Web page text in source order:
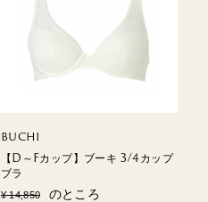
BUCHI
【D～Fカップ】ブーキ 3/4カップ
ブラ
¥ 14,850 のところ